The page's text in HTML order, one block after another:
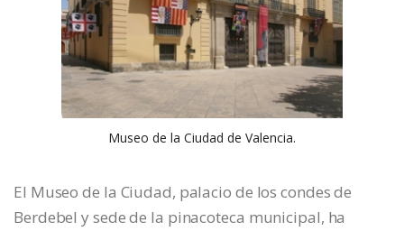
Museo de la Ciudad de Valencia.
El Museo de la Ciudad, palacio de los condes de
Berdebel y sede de la pinacoteca municipal, ha